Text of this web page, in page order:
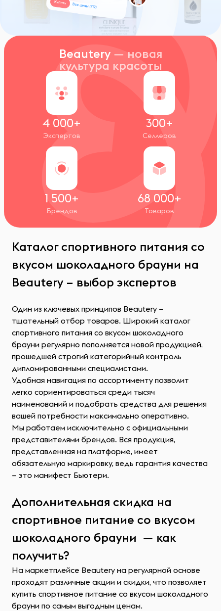
Beautery — новая
культура красоты
4 000+
Экспертов
300+
Селлеров
1 500+
Брендов
68 000+
Товаров
Каталог спортивного питания со
вкусом шоколадного брауни на
Beautery – выбор экспертов
Один из ключевых принципов Beautery –
тщательный отбор товаров. Широкий каталог
спортивного питания со вкусом шоколадного
брауни регулярно пополняется новой продукцией,
прошедшей строгий категорийный контроль
дипломированными специалистами.
Удобная навигация по ассортименту позволит
легко сориентироваться среди тысяч
наименований и подобрать средства для решения
вашей потребности максимально оперативно.
Мы работаем исключительно с официальными
представителями брендов. Вся продукция,
представленная на платформе, имеет
обязательную маркировку, ведь гарантия качества
– это манифест Бьютери.
Дополнительная скидка на
спортивное питание со вкусом
шоколадного брауни — как
получить?
На маркетплейсе Beautery на регулярной основе
проходят различные акции и скидки, что позволяет
купить спортивное питание со вкусом шоколадного
брауни по самым выгодным ценам.